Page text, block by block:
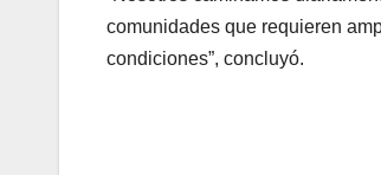
comunidades que requieren
condiciones”, concluyó.